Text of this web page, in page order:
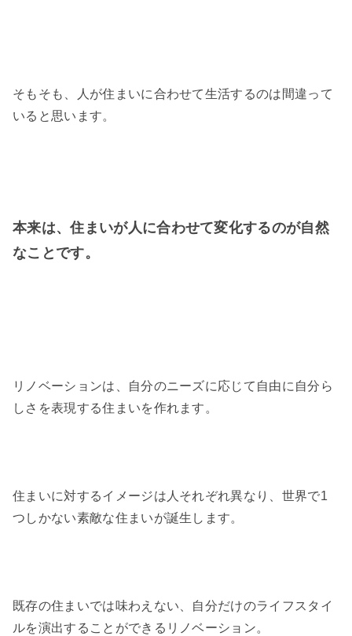
そもそも、人が住まいに合わせて生活するのは間違って
いると思います。
本来は、住まいが人に合わせて変化するのが自然
なことです。
リノベーションは、自分のニーズに応じて自由に自分ら
しさを表現する住まいを作れます。
住まいに対するイメージは人それぞれ異なり、世界で1
つしかない素敵な住まいが誕生します。
既存の住まいでは味わえない、自分だけのライフスタイ
ルを演出することができるリノベーション。